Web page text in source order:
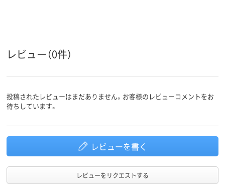
レビュー（0件）
投稿されたレビューはまだありません。お客様のレビューコメントをお
待ちしています。
レビューを書く
レビューをリクエストする